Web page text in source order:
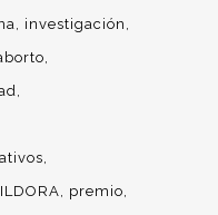
investigación
premio